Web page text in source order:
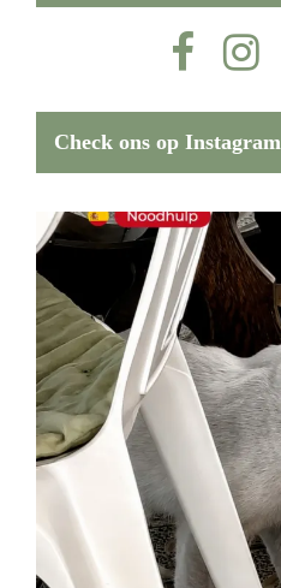
Check ons op Instagram